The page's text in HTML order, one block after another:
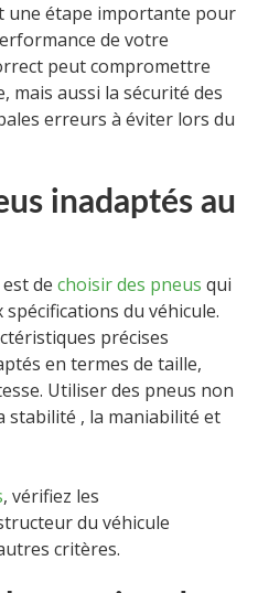
une étape importante pour
de votre
peut compromettre
mais aussi la sécurité des
erreurs à éviter lors du
inadaptés au
de choisir des pneus qui
du véhicule.
précises
en termes de taille,
Utiliser des pneus non
stabilité , la maniabilité et
, vérifiez les
du véhicule
critères.